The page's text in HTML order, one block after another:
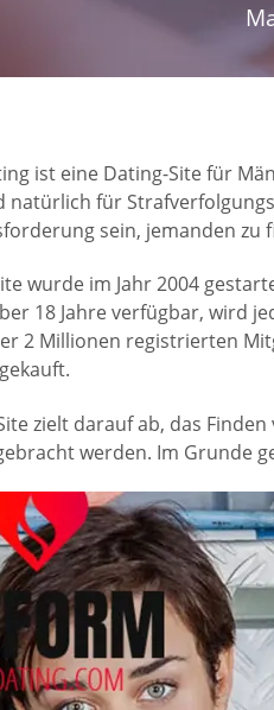
ist eine Dating-Site für
natürlich für
sein, jemanden zu
wurde im Jahr 2004
18 Jahre verfügbar, wird
2 Millionen registrierten
zielt darauf ab, das
werden. Im Grunde